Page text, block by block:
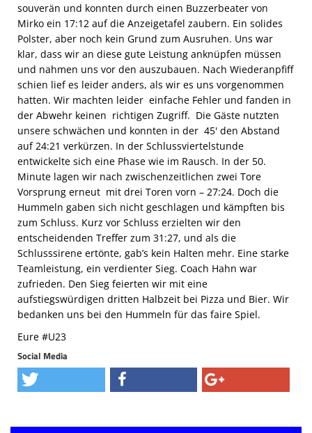
souverän und konnten durch einen Buzzerbeater von
Mirko ein 17:12 auf die Anzeigetafel zaubern. Ein solides
Polster, aber noch kein Grund zum Ausruhen. Uns war
klar, dass wir an diese gute Leistung anknüpfen müssen
und nahmen uns vor den auszubauen. Nach Wiederanpfiff
schien lief es leider anders, als wir es uns vorgenommen
hatten. Wir machten leider einfache Fehler und fanden in
der Abwehr keinen richtigen Zugriff. Die Gäste nutzten
unsere schwächen und konnten in der 45' den Abstand
auf 24:21 verkürzen. In der Schlussviertelstunde
entwickelte sich eine Phase wie im Rausch. In der 50.
Minute lagen wir nach zwischenzeitlichen zwei Tore
Vorsprung erneut mit drei Toren vorn – 27:24. Doch die
Hummeln gaben sich nicht geschlagen und kämpften bis
zum Schluss. Kurz vor Schluss erzielten wir den
entscheidenden Treffer zum 31:27, und als die
Schlusssirene ertönte, gab’s kein Halten mehr. Eine starke
Teamleistung, ein verdienter Sieg. Coach Hahn war
zufrieden. Den Sieg feierten wir mit eine
aufstiegswürdigen dritten Halbzeit bei Pizza und Bier. Wir
bedanken uns bei den Hummeln für das faire Spiel.
Eure #U23
Social Media